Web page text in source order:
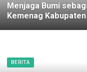
Menjaga Bumi
Kemenag
BERITA